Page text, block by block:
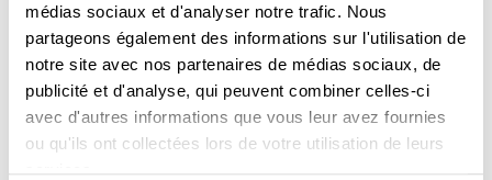
médias sociaux et d'analyser notre trafic. Nous
partageons également des informations sur l'utilisation de
notre site avec nos partenaires de médias sociaux, de
publicité et d'analyse, qui peuvent combiner celles-ci
avec d'autres informations que vous leur avez fournies
ou qu'ils ont collectées lors de votre utilisation de leurs
services.
appartement. ORGANISATION JURIDIQUE L'activité est
exploitée par l'intermédiaire d'une société à
responsabilité limitée. Le bien immobilier est également
détenu (99 %) par cette société et est donc vendu avec
elle.
PROPOSITIONS DE VENTE UNIQUES Petite équipe